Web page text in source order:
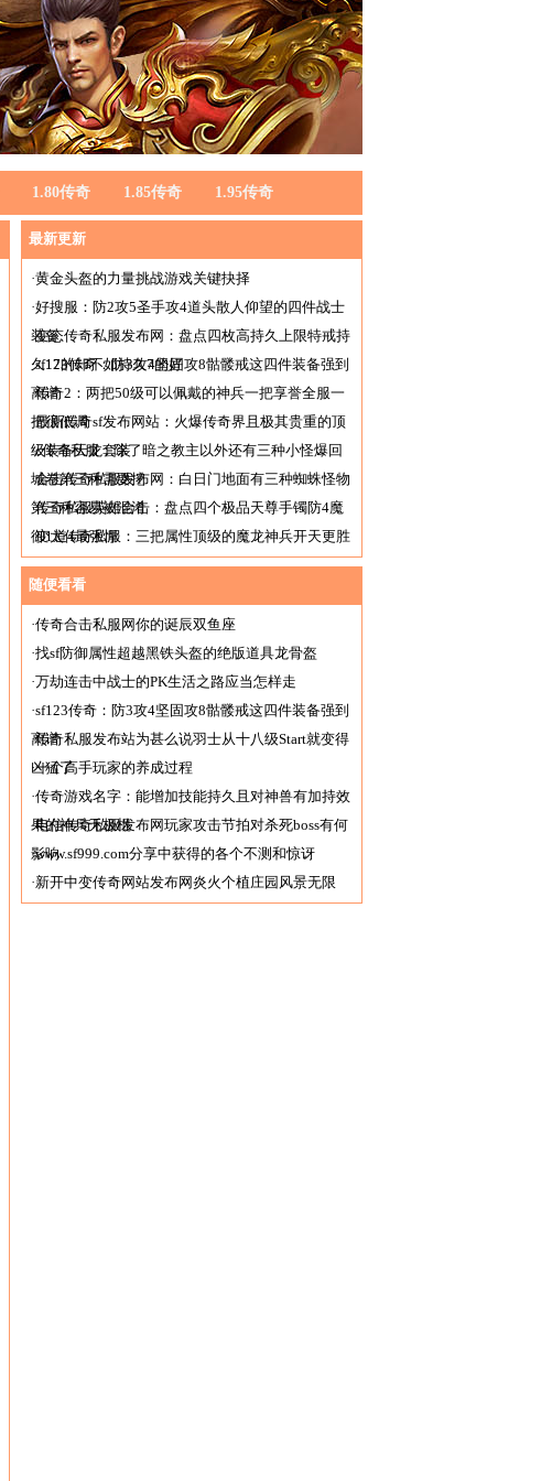
1.80传奇 1.85传奇 1.95传奇
最新更新
·黄金头盔的力量挑战游戏关键抉择
·好搜服：防2攻5圣手攻4道头散人仰望的四件战士
装备
·变态传奇私服发布网：盘点四枚高持久上限特戒持
久17的却不如持久7的好
·sf123传奇：防3攻4坚固攻8骷髅戒这四件装备强到
离谱
·传奇2：两把50级可以佩戴的神兵一把享誉全服一
把很低调
·最新传奇sf发布网站：火爆传奇界且极其贵重的顶
级装备天龙套装
·c传奇私服：除了暗之教主以外还有三种小怪爆回
城卷第三种需要挖
·合击传奇私服发布网：白日门地面有三种蜘蛛怪物
第三种容易被混淆
·传奇私服英雄合击：盘点四个极品天尊手镯防4魔
御1道4最强悍
·变太传奇私服：三把属性顶级的魔龙神兵开天更胜
一筹
随便看看
·传奇合击私服网你的诞辰双鱼座
·找sf防御属性超越黑铁头盔的绝版道具龙骨盔
·万劫连击中战士的PK生活之路应当怎样走
·sf123传奇：防3攻4坚固攻8骷髅戒这四件装备强到
离谱
·传奇私服发布站为甚么说羽士从十八级Start就变得
凶猛了
·一个高手玩家的养成过程
·传奇游戏名字：能增加技能持久且对神兽有加持效
果的神兵无极棍
·电信传奇私服发布网玩家攻击节拍对杀死boss有何
影响
·www.sf999.com分享中获得的各个不测和惊讶
·新开中变传奇网站发布网炎火个植庄园风景无限